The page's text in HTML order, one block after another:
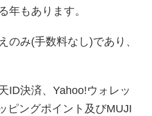
年もあります。
のみ(手数料なし)であり、
ID決済、Yahoo!ウォレッ
ピングポイント及びMUJI